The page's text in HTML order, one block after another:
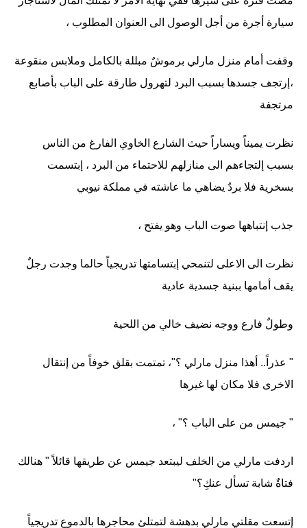
سيارة أجرة من أجل الوصول الى العنوان المطلوب ،
وقفت أمام منزل مارلي برموشٌ مبللة بالكامل وملابس منقوعة
،إرتجف جسدها بسبب البرد لتهرول طارقة على الباب بأصابع
مرتجفة
نظرت يميناً ويساراً حيث الشارع الخاوي الفارغ من الناس
بسبب إلتجاءهم الى منازلهم للاحتماء من البرد ، إبتسمت
بسخرية فلا بردٌ يضاهي ما عاشته في مملكة نيوبي
جذب إنتباهها صوت الباب وهو يفتح ،
نظرت الى الاعلى لتنمحي إبتسامتها تدريجياً حالما وجدت رجلٌ
يقف أمامها ببنية جسدية عادية
وطولٌ فارع ووجه نضيف خالي من اللحية
" عذراً.. أهذا منزل مارلي ؟"، تمتمت بقلق خوفاً من إنتقال
الاخرى فلا مكان لها غيرها
" جيمس من على الباب ؟" ،
اردفت مارلي من الخلف ليبتعد جيمس عن طريقها قائلاً " هنالك
فتاةٌ شابة تسأل عنكِ؟"
إتسعت مقلتي مارلي بدهشة لتمتلئ محاجرها بالدموع تدريجياً